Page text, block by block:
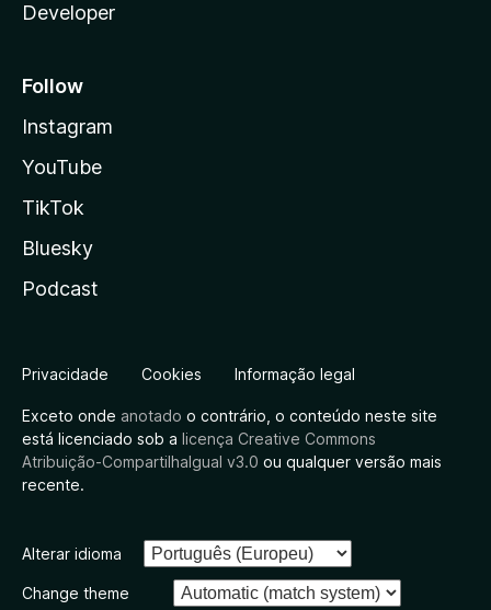
Developer
Follow
Instagram
YouTube
TikTok
Bluesky
Podcast
Privacidade Cookies Informação legal
Exceto onde anotado o contrário, o conteúdo neste site
está licenciado sob a licença Creative Commons
Atribuição-CompartilhaIgual v3.0 ou qualquer versão mais
recente.
Alterar idioma
Change theme